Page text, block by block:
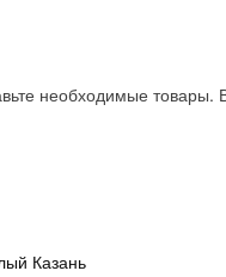
необходимые
Казань